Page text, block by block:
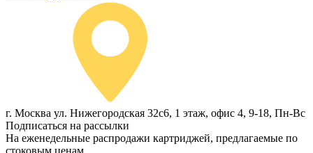
г. Москва ул. Нижегородская 32с6, 1 этаж, офис 4, 9-18, Пн-Вс
Подписаться на рассылки
На еженедельные распродажи картриджей, предлагаемые по
стоковым ценам